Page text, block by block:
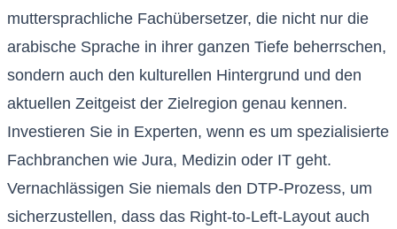
muttersprachliche Fachübersetzer, die nicht nur die
arabische Sprache in ihrer ganzen Tiefe beherrschen,
sondern auch den kulturellen Hintergrund und den
aktuellen Zeitgeist der Zielregion genau kennen.
Investieren Sie in Experten, wenn es um spezialisierte
Fachbranchen wie Jura, Medizin oder IT geht.
Vernachlässigen Sie niemals den DTP-Prozess, um
sicherzustellen, dass das Right-to-Left-Layout auch